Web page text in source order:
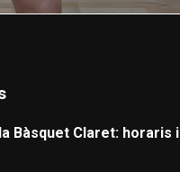
Bàsquet Claret: horaris i